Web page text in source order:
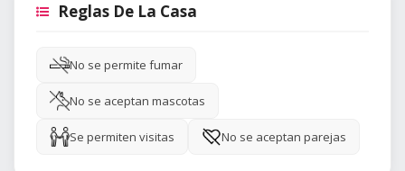
Reglas De La Casa
No se permite fumar
No se aceptan mascotas
Se permiten visitas No se aceptan parejas